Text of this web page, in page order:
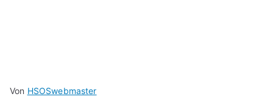
Von HSOSwebmaster